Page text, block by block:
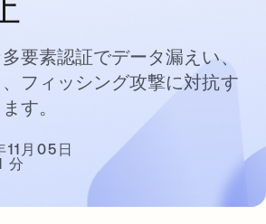
要素認証でデータ漏えい、
フィッシング攻撃に対抗す
す。
月05日
分